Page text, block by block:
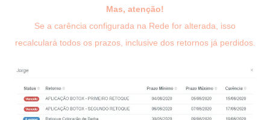
Mas, atenção!
Se a carência configurada na Rede for alterada, isso
recalculará todos os prazos, inclusive dos retornos já perdidos.